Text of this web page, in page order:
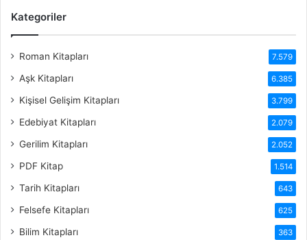
Kategoriler
Roman Kitapları 7.579
Aşk Kitapları 6.385
Kişisel Gelişim Kitapları 3.799
Edebiyat Kitapları 2.079
Gerilim Kitapları 2.052
PDF Kitap 1.514
Tarih Kitapları 643
Felsefe Kitapları 625
Bilim Kitapları 363